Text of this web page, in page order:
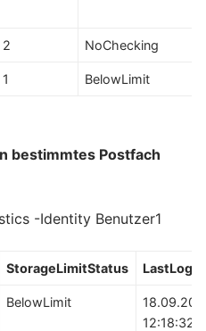
2 NoChecking
1 BelowLimit
bestimmtes Postfach
-Identity Benutzer1
StorageLimitStatus
BelowLimit
12:18:32